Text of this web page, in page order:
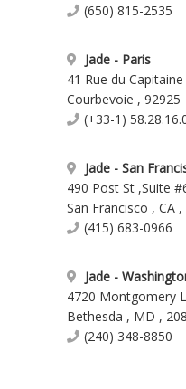
(650) 815-2535
Jade - Paris
41 Rue du
Courbevoie , 92925
(+33-1)
Jade - San
490 Post St ,Suite
San Francisco , CA ,
(415) 683-0966
Jade -
4720 Montgomery
Bethesda , MD ,
(240) 348-8850